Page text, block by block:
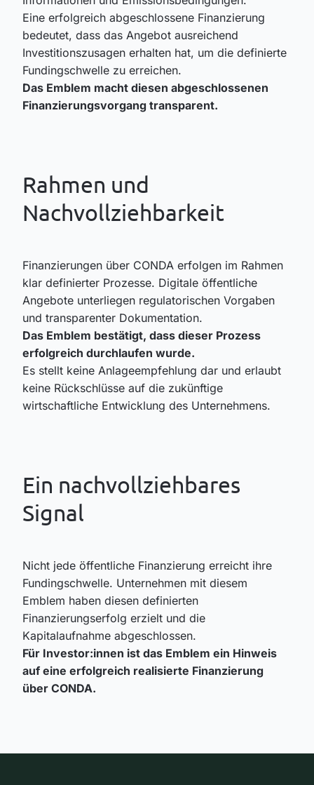
Eine erfolgreich abgeschlossene Finanzierung
bedeutet, dass das Angebot ausreichend
Investitionszusagen erhalten hat, um die definierte
Fundingschwelle zu erreichen.
Das Emblem macht diesen abgeschlossenen
Finanzierungsvorgang transparent.
Rahmen und
Nachvollziehbarkeit
Finanzierungen über CONDA erfolgen im Rahmen
klar definierter Prozesse. Digitale öffentliche
Angebote unterliegen regulatorischen Vorgaben
und transparenter Dokumentation.
Das Emblem bestätigt, dass dieser Prozess
erfolgreich durchlaufen wurde.
Es stellt keine Anlageempfehlung dar und erlaubt
keine Rückschlüsse auf die zukünftige
wirtschaftliche Entwicklung des Unternehmens.
Ein nachvollziehbares
Signal
Nicht jede öffentliche Finanzierung erreicht ihre
Fundingschwelle. Unternehmen mit diesem
Emblem haben diesen definierten
Finanzierungserfolg erzielt und die
Kapitalaufnahme abgeschlossen.
Für Investor:innen ist das Emblem ein Hinweis
auf eine erfolgreich realisierte Finanzierung
über CONDA.